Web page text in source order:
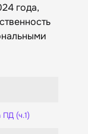
года,
(ч.1)